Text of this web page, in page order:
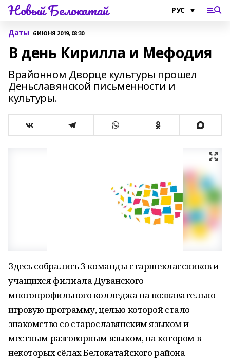
Новый Белокатай
Даты 6 ИЮНЯ 2019, 08:30
В день Кирилла и Мефодия
Врайонном Дворце культуры прошел
Деньславянской письменности и
культуры.
Здесь собрались 3 команды старшеклассников и
учащихся филиала Дуванского
многопрофильного колледжа на познавательно-
игровую программу, целью которой стало
знакомство со старославянским языком и
местным разговорным языком, на котором в
некоторых сёлах Белокатайского района